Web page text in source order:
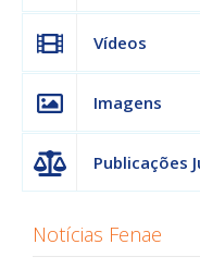
Vídeos
Imagens
Publicações
Notícias Fenae